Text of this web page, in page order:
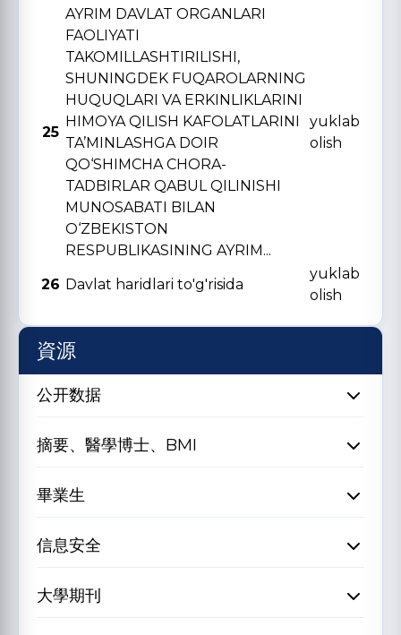
25
AYRIM DAVLAT ORGANLARI
FAOLIYATI
TAKOMILLASHTIRILISHI,
SHUNINGDЕK FUQAROLARNING
HUQUQLARI VA ERKINLIKLARINI
HIMOYA QILISH KAFOLATLARINI
TA’MINLASHGA DOIR
QO‘SHIMCHA CHORA-
TADBIRLAR QABUL QILINISHI
MUNOSABATI BILAN
O‘ZBЕKISTON
RЕSPUBLIKASINING AYRIM...
yuklab
olish
26 Davlat haridlari to'g'risida
yuklab
olish
資源
公开数据
摘要、醫學博士、BMI
畢業生
信息安全
大學期刊